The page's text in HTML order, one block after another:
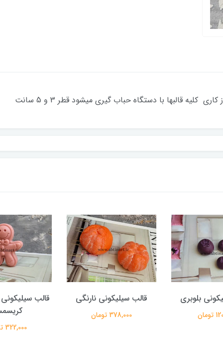
بلوبری قالب سیلیکونی نارنگی
378,000 تومان
قالب
322,000 تومان